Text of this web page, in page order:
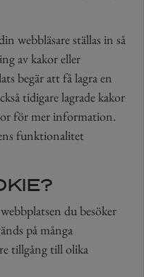
webbläsare ställas in så
av kakor eller
begär att få lagra en
tidigare lagrade kakor
för mer information.
funktionalitet
du besöker
på många
tillgång till olika